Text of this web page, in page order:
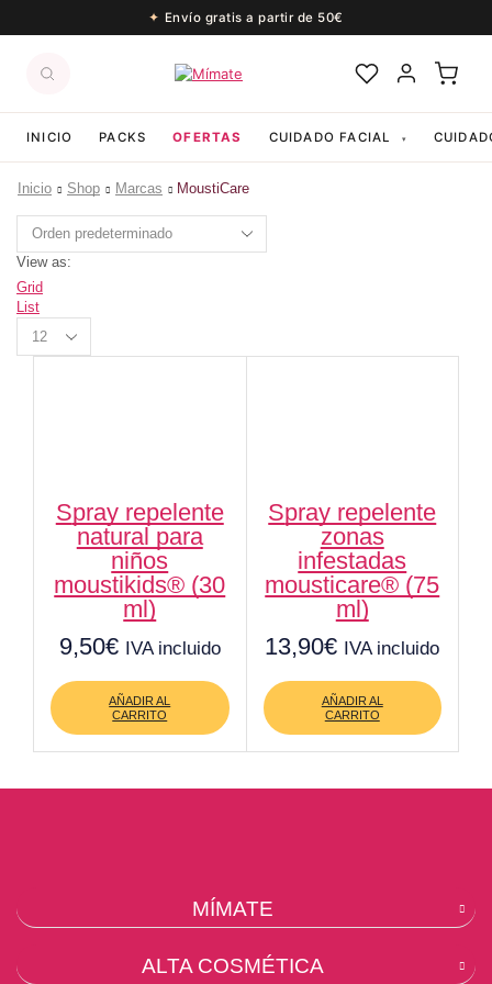
Envío gratis a partir de 50€
INICIO PACKS OFERTAS CUIDADO FACIAL ▾
Inicio Shop Marcas MoustiCare
View as:
Grid
List
per
spray repelente
natural para
niños
moustikids® (30
ml)
9,50€ IVA incluido
AÑADIR AL
CARRITO
spray repelente
zonas
infestadas
mousticare® (75
ml)
13,90€ IVA incluido
AÑADIR AL
CARRITO
MÍMATE
ALTA COSMÉTICA